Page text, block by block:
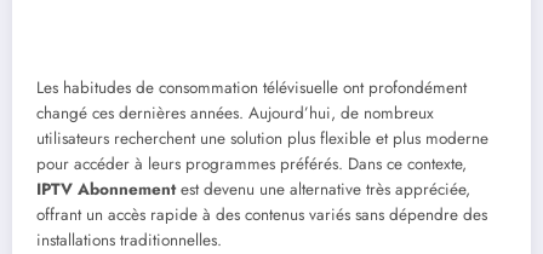
Les habitudes de consommation télévisuelle ont profondément
changé ces dernières années. Aujourd’hui, de nombreux
utilisateurs recherchent une solution plus flexible et plus moderne
pour accéder à leurs programmes préférés. Dans ce contexte,
IPTV Abonnementest devenu une alternative très appréciée,
offrant un accès rapide à des contenus variés sans dépendre des
installations traditionnelles.